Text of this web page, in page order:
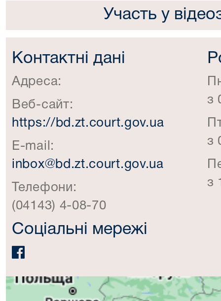
Участь у
Контактні дані
Адреса:
Веб-сайт:
https://bd.zt.court.gov.ua
E-mail:
inbox@bd.zt.court.gov.ua
Телефони:
(04143) 4-08-70
Соціальні мережі
з
з
з